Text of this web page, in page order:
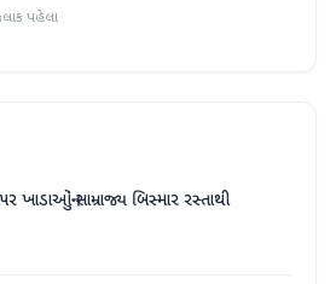
પહેલા
ખાડાઓનું સામ્રાજ્ય બિસ્માર રસ્તાથી